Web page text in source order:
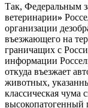
Так, Федеральным
ветеринарии»
организации
въезжающего на
граничащих с
информации
откуда въезжает
животных,
классическая чума
высокопатогенный